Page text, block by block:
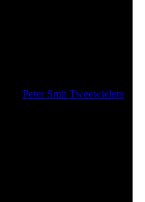
Peter Smit Tweewielers